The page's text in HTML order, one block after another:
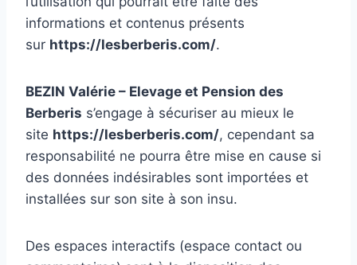
informations et contenus présents
sur https://lesberberis.com/.
BEZIN Valérie – Elevage et Pension des
Berberis s’engage à sécuriser au mieux le
site https://lesberberis.com/, cependant sa
responsabilité ne pourra être mise en cause si
des données indésirables sont importées et
installées sur son site à son insu.
Des espaces interactifs (espace contact ou